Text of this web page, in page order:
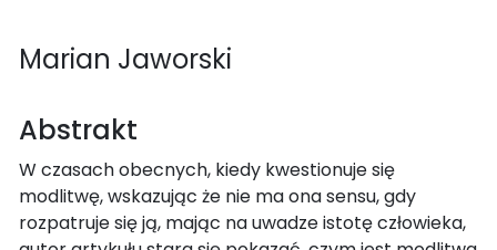
Marian Jaworski
Abstrakt
W czasach obecnych, kiedy kwestionuje się
modlitwę, wskazując że nie ma ona sensu, gdy
rozpatruje się ją, mając na uwadze istotę człowieka,